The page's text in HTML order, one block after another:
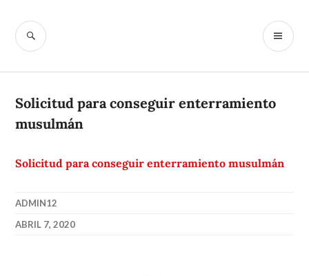
contenido
BUSCAR
Solicitud para conseguir enterramiento
musulmán
Solicitud para conseguir enterramiento musulmán
ADMIN12
ABRIL 7, 2020